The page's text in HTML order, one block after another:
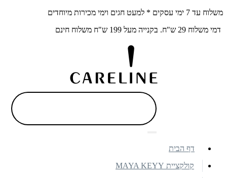
משלוח עד 7 ימי עסקים * למעט חגים וימי מכירות מיוחדים
דמי משלוח 29 ש"ח. בקנייה מעל 199 ש"ח משלוח חינם
דף הבית
קולקציית MAYA KEYY